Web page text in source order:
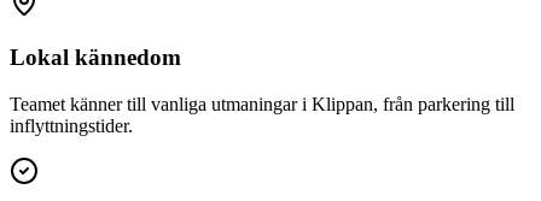
Lokal kännedom
Teamet känner till vanliga utmaningar i Klippan, från parkering till
inflyttningstider.